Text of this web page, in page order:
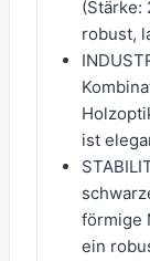
(Stärke:
robust,
ist
förmige
ein